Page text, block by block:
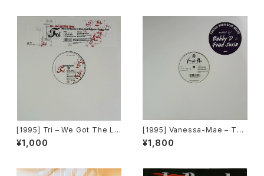
[1995] Tri – We Got The Lo
ve [Epic]
¥1,000
[1995] Vanessa-Mae – Toc
cata & Fugue In D Minor [A
ngel Records]
¥1,800